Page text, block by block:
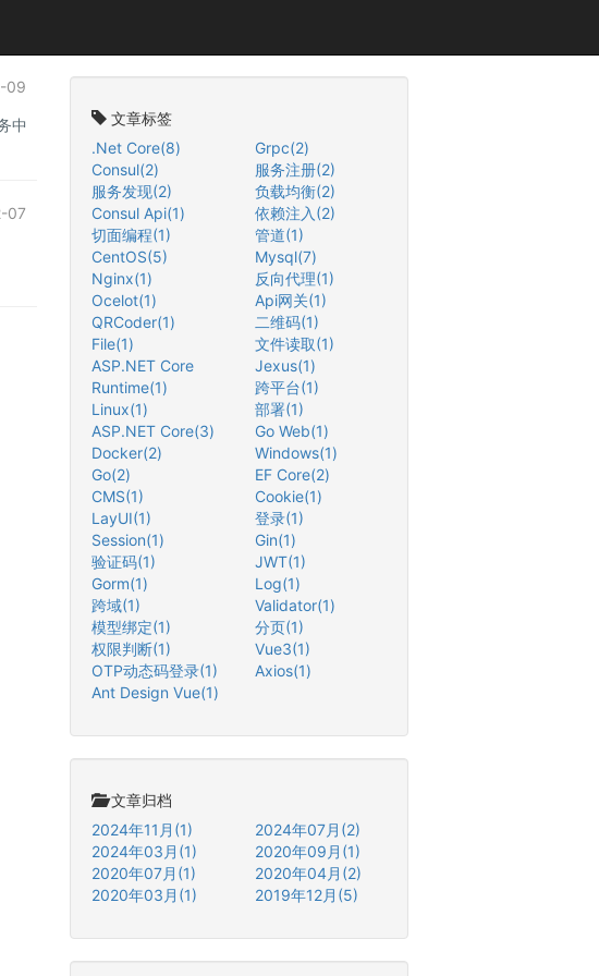
09
中
07
文章标签
.Net Core(8)
Consul(2)
服务发现(2)
Consul Api(1)
切面编程(1)
CentOS(5)
Nginx(1)
Ocelot(1)
QRCoder(1)
File(1)
ASP.NET Core
Runtime(1)
Linux(1)
ASP.NET Core(3)
Docker(2)
Go(2)
CMS(1)
LayUI(1)
Session(1)
验证码(1)
Gorm(1)
跨域(1)
模型绑定(1)
权限判断(1)
OTP动态码登录(1)
Ant Design Vue(1)
Grpc(2)
服务注册(2)
负载均衡(2)
依赖注入(2)
管道(1)
Mysql(7)
反向代理(1)
Api网关(1)
二维码(1)
文件读取(1)
Jexus(1)
跨平台(1)
部署(1)
Go Web(1)
Windows(1)
EF Core(2)
Cookie(1)
登录(1)
Gin(1)
JWT(1)
Log(1)
Validator(1)
分页(1)
Vue3(1)
Axios(1)
文章归档
2024年11月(1)
2024年03月(1)
2020年07月(1)
2020年03月(1)
2024年07月(2)
2020年09月(1)
2020年04月(2)
2019年12月(5)